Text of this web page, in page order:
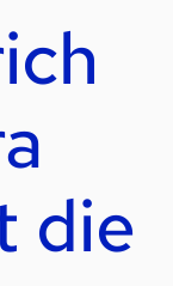
die